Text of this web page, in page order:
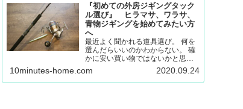
『初めての外房ジギングタック
ル選び』 ヒラマサ、ワラサ、
青物ジギングを始めてみたい方
へ
最近よく聞かれる道具選び。 何を
選んだらいいのかわからない。 確
かに安い買い物ではないかと思い
ますので不安も大きいと思いま
す。 調べても色々な意見があると
思うので更に悩んでしまったり。
10minutes-home.com 2020.09.24